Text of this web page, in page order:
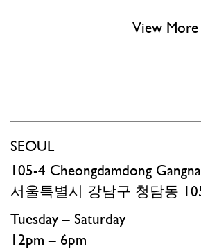
View More
SEOUL
105-4 Cheongdamdong
서울특별시 강남구 청담동
Tuesday – Saturday
12pm – 6pm